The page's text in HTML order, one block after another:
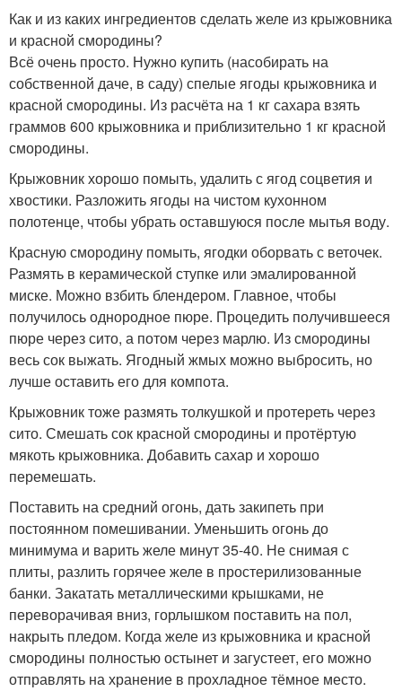
Как и из каких ингредиентов сделать желе из крыжовника
и красной смородины?
Всё очень просто. Нужно купить (насобирать на
собственной даче, в саду) спелые ягоды крыжовника и
красной смородины. Из расчёта на 1 кг сахара взять
граммов 600 крыжовника и приблизительно 1 кг красной
смородины.
Крыжовник хорошо помыть, удалить с ягод соцветия и
хвостики. Разложить ягоды на чистом кухонном
полотенце, чтобы убрать оставшуюся после мытья воду.
Красную смородину помыть, ягодки оборвать с веточек.
Размять в керамической ступке или эмалированной
миске. Можно взбить блендером. Главное, чтобы
получилось однородное пюре. Процедить получившееся
пюре через сито, а потом через марлю. Из смородины
весь сок выжать. Ягодный жмых можно выбросить, но
лучше оставить его для компота.
Крыжовник тоже размять толкушкой и протереть через
сито. Смешать сок красной смородины и протёртую
мякоть крыжовника. Добавить сахар и хорошо
перемешать.
Поставить на средний огонь, дать закипеть при
постоянном помешивании. Уменьшить огонь до
минимума и варить желе минут 35-40. Не снимая с
плиты, разлить горячее желе в простерилизованные
банки. Закатать металлическими крышками, не
переворачивая вниз, горлышком поставить на пол,
накрыть пледом. Когда желе из крыжовника и красной
смородины полностью остынет и загустеет, его можно
отправлять на хранение в прохладное тёмное место.